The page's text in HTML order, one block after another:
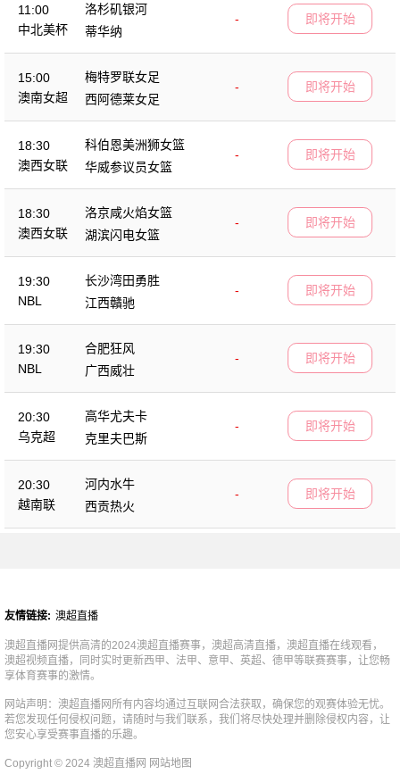
11:00
中北美杯
洛杉矶银河
-
蒂华纳
即将开始
15:00
澳南女超
梅特罗联女足
-
西阿德莱女足
即将开始
18:30
澳西女联
科伯恩美洲狮女篮
-
华威参议员女篮
即将开始
18:30
澳西女联
洛京咸火焰女篮
-
湖滨闪电女篮
即将开始
19:30
NBL
长沙湾田勇胜
-
江西贛驰
即将开始
19:30
NBL
合肥狂风
-
广西威壮
即将开始
20:30
乌克超
高华尤夫卡
-
克里夫巴斯
即将开始
20:30
越南联
河内水牛
-
西贡热火
即将开始
友情链接: 澳超直播
澳超直播网提供高清的2024澳超直播赛事，澳超高清直播，澳超直播在线观看，
澳超视频直播，同时实时更新西甲、法甲、意甲、英超、德甲等联赛赛事，让您畅
享体育赛事的激情。
网站声明：澳超直播网所有内容均通过互联网合法获取，确保您的观赛体验无忧。
若您发现任何侵权问题，请随时与我们联系，我们将尽快处理并删除侵权内容，让
您安心享受赛事直播的乐趣。
Copyright © 2024 澳超直播网 网站地图